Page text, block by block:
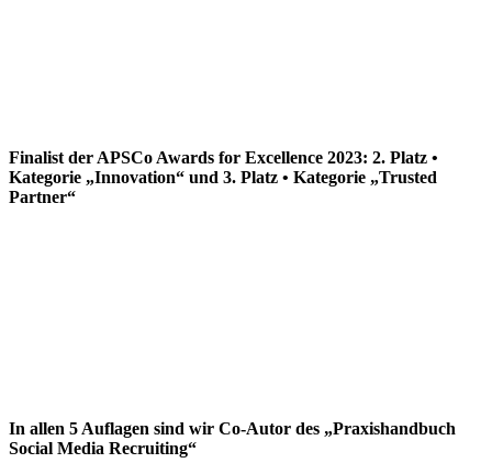
Finalist der APSCo Awards for Excellence 2023: 2. Platz •
Kategorie „Innovation“ und 3. Platz • Kategorie „Trusted
Partner“
In allen 5 Auflagen sind wir Co-Autor des „Praxishandbuch
Social Media Recruiting“